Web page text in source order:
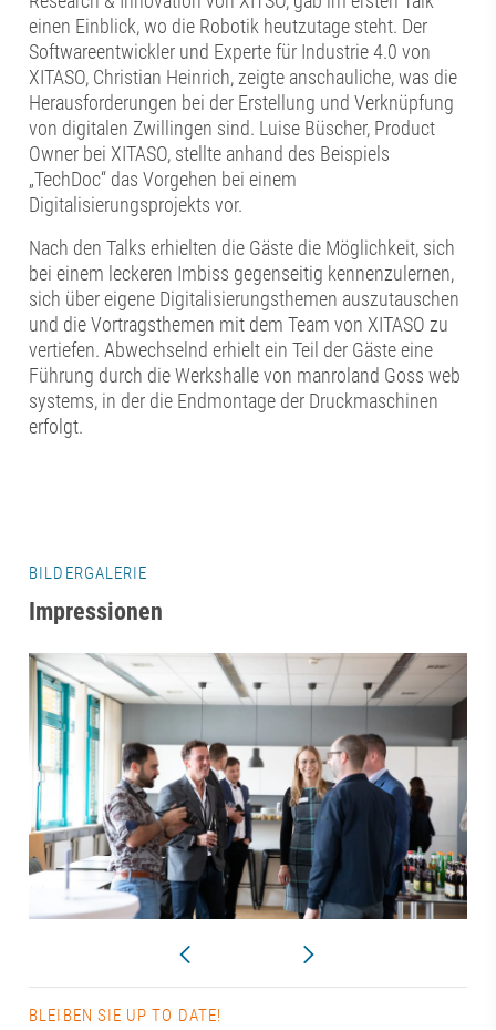
einen Einblick, wo die Robotik heutzutage steht. Der
Softwareentwickler und Experte für Industrie 4.0 von
XITASO, Christian Heinrich, zeigte anschauliche, was die
Herausforderungen bei der Erstellung und Verknüpfung
von digitalen Zwillingen sind. Luise Büscher, Product
Owner bei XITASO, stellte anhand des Beispiels
„TechDoc“ das Vorgehen bei einem
Digitalisierungsprojekts vor.
Nach den Talks erhielten die Gäste die Möglichkeit, sich
bei einem leckeren Imbiss gegenseitig kennenzulernen,
sich über eigene Digitalisierungsthemen auszutauschen
und die Vortragsthemen mit dem Team von XITASO zu
vertiefen. Abwechselnd erhielt ein Teil der Gäste eine
Führung durch die Werkshalle von manroland Goss web
systems, in der die Endmontage der Druckmaschinen
erfolgt.
BILDERGALERIE
Impressionen
BLEIBEN SIE UP TO DATE!